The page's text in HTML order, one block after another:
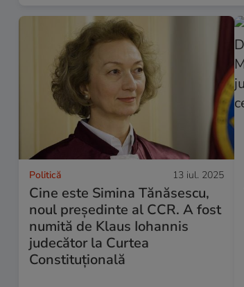
Politică 13 iul. 2025
Cine este Simina Tănăsescu,
noul președinte al CCR. A fost
numită de Klaus Iohannis
judecător la Curtea
Constituțională